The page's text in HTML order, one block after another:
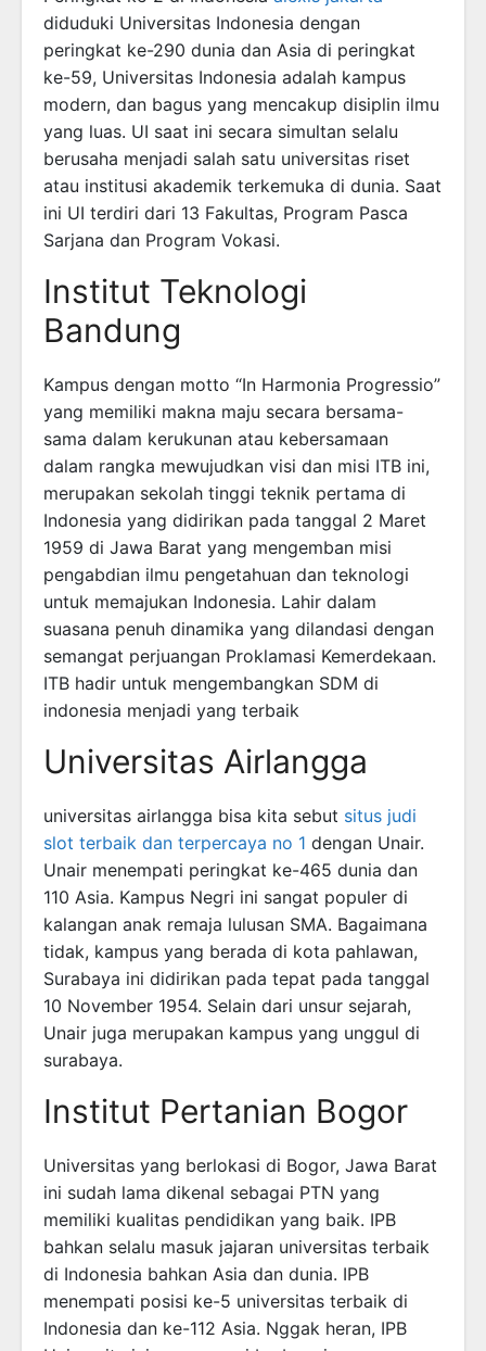
diduduki Universitas Indonesia dengan
peringkat ke-290 dunia dan Asia di peringkat
ke-59, Universitas Indonesia adalah kampus
modern, dan bagus yang mencakup disiplin ilmu
yang luas. UI saat ini secara simultan selalu
berusaha menjadi salah satu universitas riset
atau institusi akademik terkemuka di dunia. Saat
ini UI terdiri dari 13 Fakultas, Program Pasca
Sarjana dan Program Vokasi.
Institut Teknologi
Bandung
Kampus dengan motto “In Harmonia Progressio”
yang memiliki makna maju secara bersama-
sama dalam kerukunan atau kebersamaan
dalam rangka mewujudkan visi dan misi ITB ini,
merupakan sekolah tinggi teknik pertama di
Indonesia yang didirikan pada tanggal 2 Maret
1959 di Jawa Barat yang mengemban misi
pengabdian ilmu pengetahuan dan teknologi
untuk memajukan Indonesia. Lahir dalam
suasana penuh dinamika yang dilandasi dengan
semangat perjuangan Proklamasi Kemerdekaan.
ITB hadir untuk mengembangkan SDM di
indonesia menjadi yang terbaik
Universitas Airlangga
universitas airlangga bisa kita sebut situs judi
slot terbaik dan terpercaya no 1 dengan Unair.
Unair menempati peringkat ke-465 dunia dan
110 Asia. Kampus Negri ini sangat populer di
kalangan anak remaja lulusan SMA. Bagaimana
tidak, kampus yang berada di kota pahlawan,
Surabaya ini didirikan pada tepat pada tanggal
10 November 1954. Selain dari unsur sejarah,
Unair juga merupakan kampus yang unggul di
surabaya.
Institut Pertanian Bogor
Universitas yang berlokasi di Bogor, Jawa Barat
ini sudah lama dikenal sebagai PTN yang
memiliki kualitas pendidikan yang baik. IPB
bahkan selalu masuk jajaran universitas terbaik
di Indonesia bahkan Asia dan dunia. IPB
menempati posisi ke-5 universitas terbaik di
Indonesia dan ke-112 Asia. Nggak heran, IPB